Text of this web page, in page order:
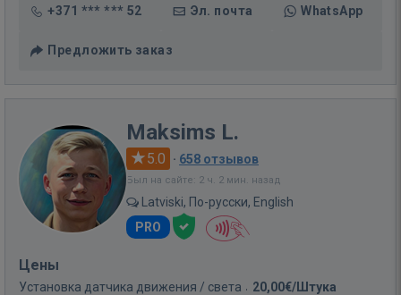
+371 *** *** 52 Эл. почта WhatsApp
Предложить заказ
Maksims L.
5.0 · 658 отзывов
Был на сайте: 2 ч. 2 мин. назад
Latviski, По-русски, English
PRO
Цены
Установка датчика движения / света 20,00€/Штука